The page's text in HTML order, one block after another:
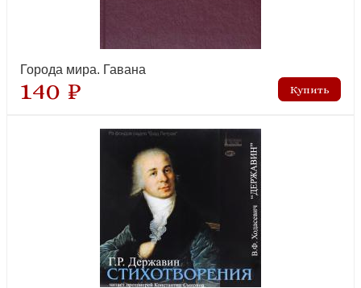
Города мира. Гавана
140 ₽